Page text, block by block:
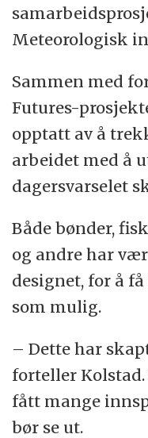
Meteorologisk
Sammen med
Futures-
opptatt av å
arbeidet med å
dagersvarselet
Både bønder,
og andre har
designet, for å
som mulig.
– Dette har
forteller
fått mange
bør se ut.